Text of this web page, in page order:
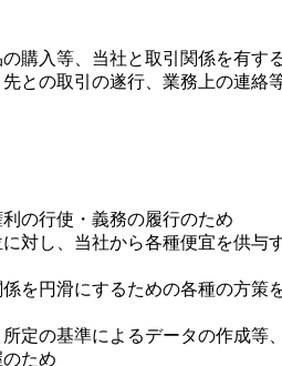
購入等、当社と取引関係を有す
との取引の遂行、業務上の連絡
の行使・義務の履行のため
対し、当社から各種便宜を供与
を円滑にするための各種の方策
定の基準によるデータの作成等
ため